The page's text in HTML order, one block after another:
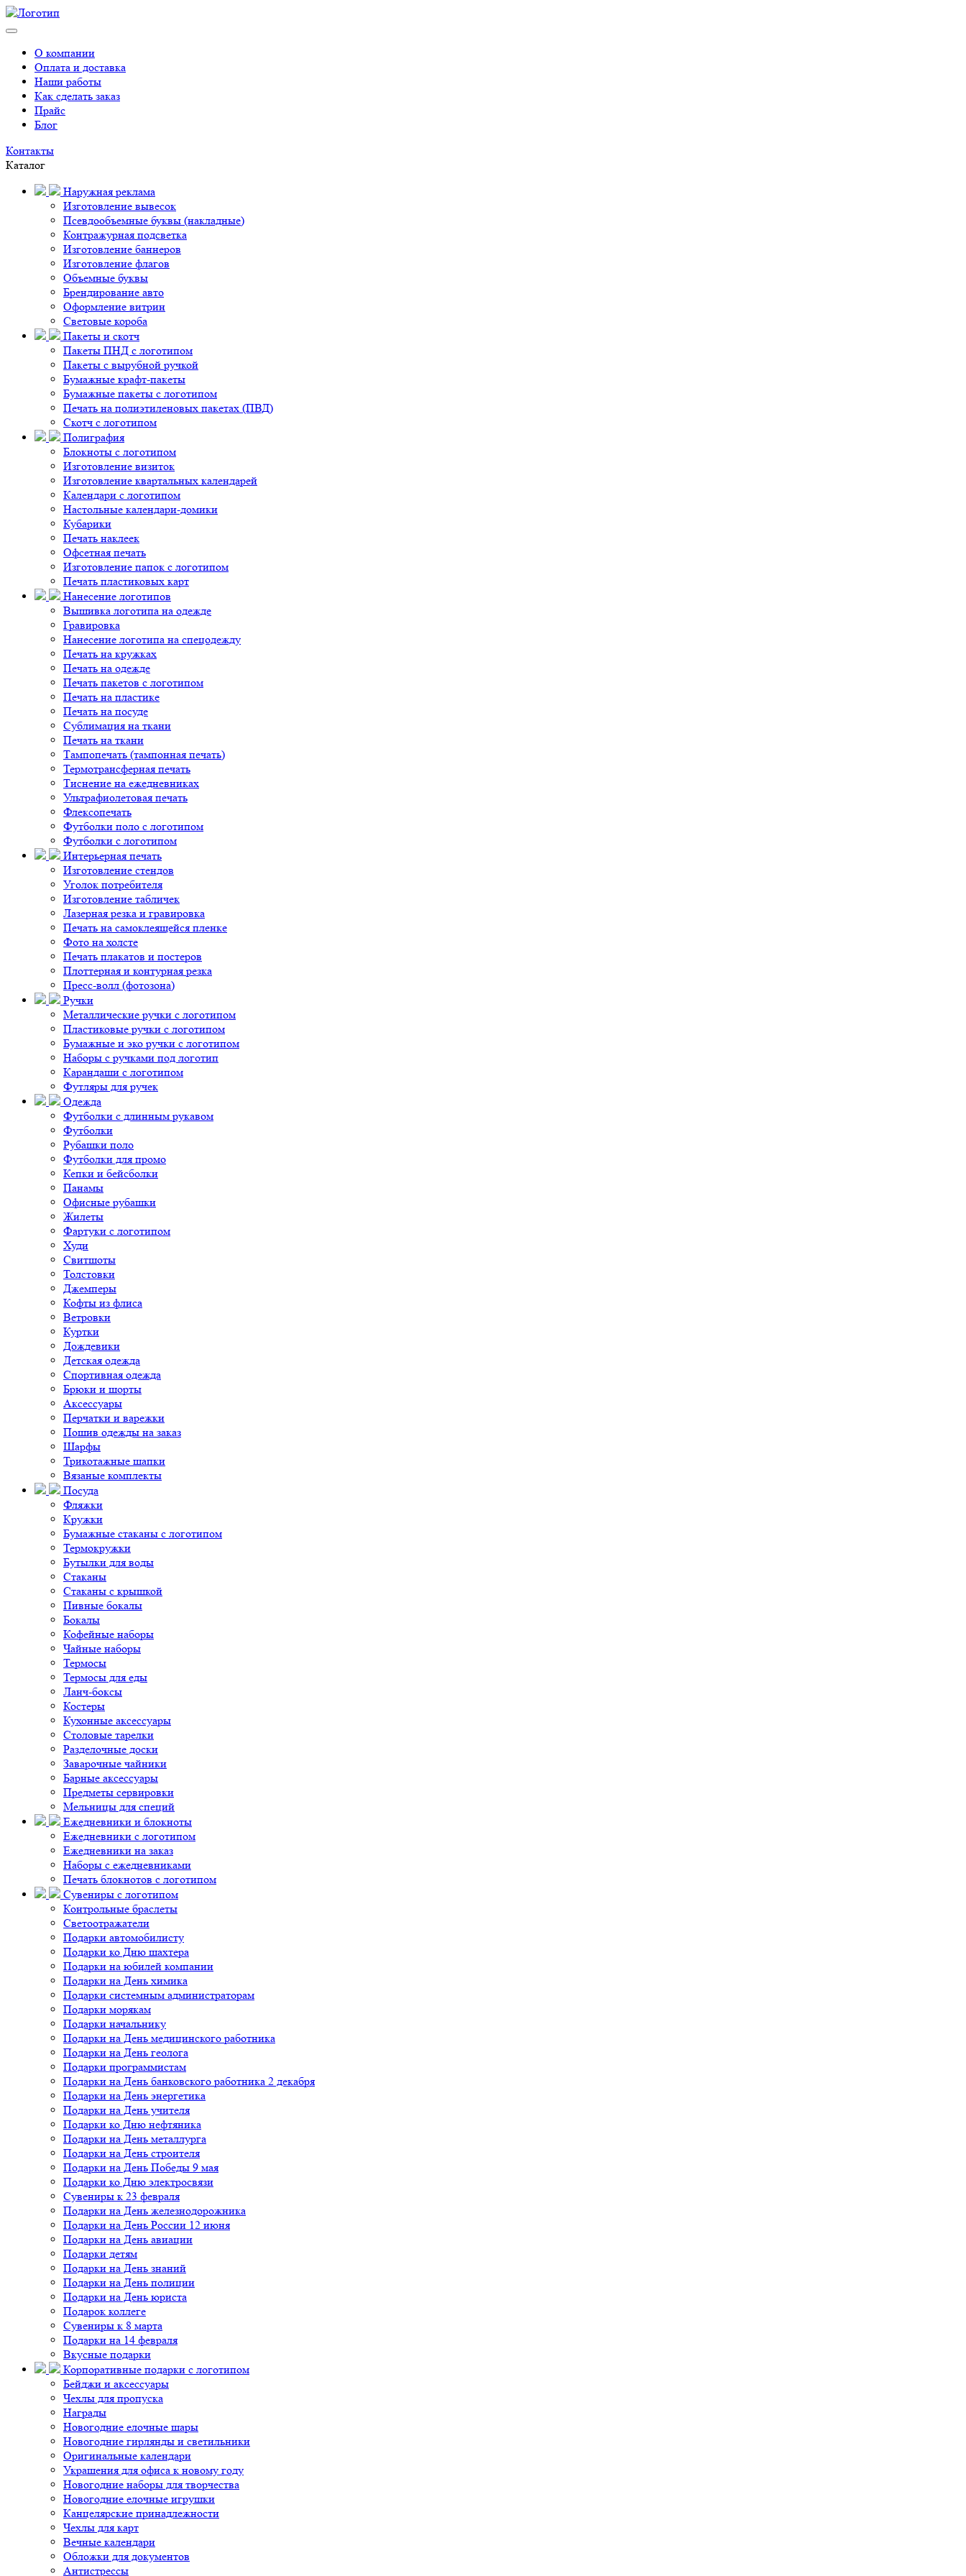
О компании
Оплата и доставка
Наши работы
Как сделать заказ
Прайс
Блог
Контакты
Каталог
Наружная реклама
Изготовление вывесок
Псевдообъемные буквы (накладные)
Контражурная подсветка
Изготовление баннеров
Изготовление флагов
Объемные буквы
Брендирование авто
Оформление витрин
Световые короба
Пакеты и скотч
Пакеты ПНД с логотипом
Пакеты с вырубной ручкой
Бумажные крафт-пакеты
Бумажные пакеты с логотипом
Печать на полиэтиленовых пакетах (ПВД)
Скотч с логотипом
Полиграфия
Блокноты с логотипом
Изготовление визиток
Изготовление квартальных календарей
Календари с логотипом
Настольные календари-домики
Кубарики
Печать наклеек
Офсетная печать
Изготовление папок с логотипом
Печать пластиковых карт
Нанесение логотипов
Вышивка логотипа на одежде
Гравировка
Нанесение логотипа на спецодежду
Печать на кружках
Печать на одежде
Печать пакетов с логотипом
Печать на пластике
Печать на посуде
Сублимация на ткани
Печать на ткани
Тампопечать (тампонная печать)
Термотрансферная печать
Тиснение на ежедневниках
Ультрафиолетовая печать
Флексопечать
Футболки поло с логотипом
Футболки с логотипом
Интерьерная печать
Изготовление стендов
Уголок потребителя
Изготовление табличек
Лазерная резка и гравировка
Печать на самоклеящейся пленке
Фото на холсте
Печать плакатов и постеров
Плоттерная и контурная резка
Пресс-волл (фотозона)
Ручки
Металлические ручки с логотипом
Пластиковые ручки с логотипом
Бумажные и эко ручки с логотипом
Наборы с ручками под логотип
Карандаши с логотипом
Футляры для ручек
Одежда
Футболки с длинным рукавом
Футболки
Рубашки поло
Футболки для промо
Кепки и бейсболки
Панамы
Офисные рубашки
Жилеты
Фартуки с логотипом
Худи
Свитшоты
Толстовки
Джемперы
Кофты из флиса
Ветровки
Куртки
Дождевики
Детская одежда
Спортивная одежда
Брюки и шорты
Аксессуары
Перчатки и варежки
Пошив одежды на заказ
Шарфы
Трикотажные шапки
Вязаные комплекты
Посуда
Фляжки
Кружки
Бумажные стаканы с логотипом
Термокружки
Бутылки для воды
Стаканы
Стаканы с крышкой
Пивные бокалы
Бокалы
Кофейные наборы
Чайные наборы
Термосы
Термосы для еды
Ланч-боксы
Костеры
Кухонные аксессуары
Столовые тарелки
Разделочные доски
Заварочные чайники
Барные аксессуары
Предметы сервировки
Мельницы для специй
Ежедневники и блокноты
Ежедневники с логотипом
Ежедневники на заказ
Наборы с ежедневниками
Печать блокнотов с логотипом
Сувениры с логотипом
Контрольные браслеты
Светоотражатели
Подарки автомобилисту
Подарки ко Дню шахтера
Подарки на юбилей компании
Подарки на День химика
Подарки системным администраторам
Подарки морякам
Подарки начальнику
Подарки на День медицинского работника
Подарки на День геолога
Подарки программистам
Подарки на День банковского работника 2 декабря
Подарки на День энергетика
Подарки на День учителя
Подарки ко Дню нефтяника
Подарки на День металлурга
Подарки на День строителя
Подарки на День Победы 9 мая
Подарки ко Дню электросвязи
Сувениры к 23 февраля
Подарки на День железнодорожника
Подарки на День России 12 июня
Подарки на День авиации
Подарки детям
Подарки на День знаний
Подарки на День полиции
Подарки на День юриста
Подарок коллеге
Сувениры к 8 марта
Подарки на 14 февраля
Вкусные подарки
Корпоративные подарки с логотипом
Бейджи и аксессуары
Чехлы для пропуска
Награды
Новогодние елочные шары
Новогодние гирлянды и светильники
Оригинальные календари
Украшения для офиса к новому году
Новогодние наборы для творчества
Новогодние елочные игрушки
Канцелярские принадлежности
Чехлы для карт
Вечные календари
Обложки для документов
Антистрессы